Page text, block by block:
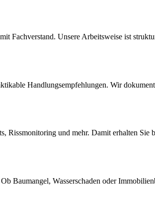
Fachverstand. Unsere Arbeitsweise ist
Handlungsempfehlungen. Wir
Rissmonitoring und mehr. Damit erhalten Sie
Ob Baumangel, Wasserschaden oder